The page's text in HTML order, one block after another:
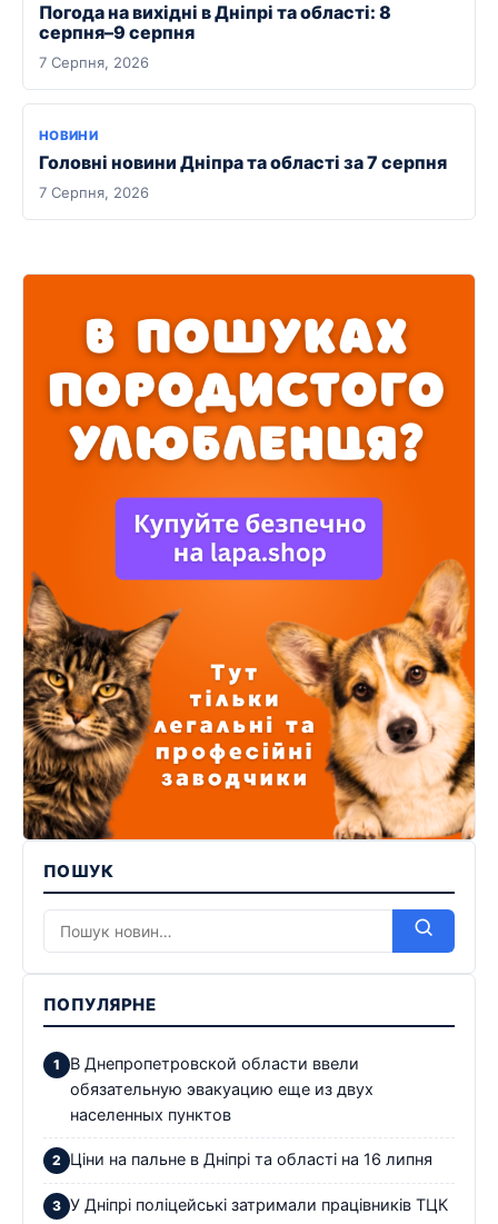
Погода на вихідні в Дніпрі та області: 8
серпня–9 серпня
7 Серпня, 2026
НОВИНИ
Головні новини Дніпра та області за 7 серпня
7 Серпня, 2026
ПОШУК
ПОПУЛЯРНЕ
В Днепропетровской области ввели
обязательную эвакуацию еще из двух
населенных пунктов
Ціни на пальне в Дніпрі та області на 16 липня
У Дніпрі поліцейські затримали працівників ТЦК